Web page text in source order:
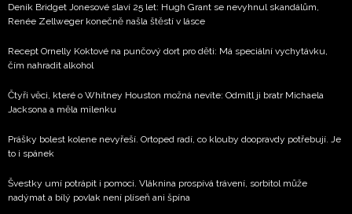
Deník Bridget Jonesové slaví 25 let: Hugh Grant se nevyhnul skandálům,
Renée Zellweger konečně našla štěstí v lásce
Recept Ornelly Koktové na punčový dort pro děti: Má speciální vychytávku,
čím nahradit alkohol
Čtyři věci, které o Whitney Houston možná nevíte: Odmítl ji bratr Michaela
Jacksona a měla milenku
Prášky bolest kolene nevyřeší. Ortoped radí, co klouby doopravdy potřebují. Je
to i spánek
Švestky umí potrápit i pomoci. Vláknina prospívá trávení, sorbitol může
nadýmat a bílý povlak není plíseň ani špína